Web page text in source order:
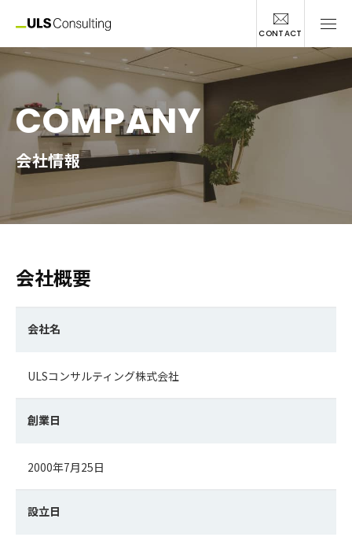
CONTACT
COMPANY
会社情報
会社概要
会社名
ULSコンサルティング株式会社
創業日
2000年7月25日
設立日